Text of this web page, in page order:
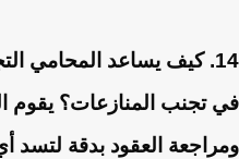
14. كيف يساعد المحامي
في تجنب المنازعات؟ يقوم
ومراجعة العقود بدقة لتسد